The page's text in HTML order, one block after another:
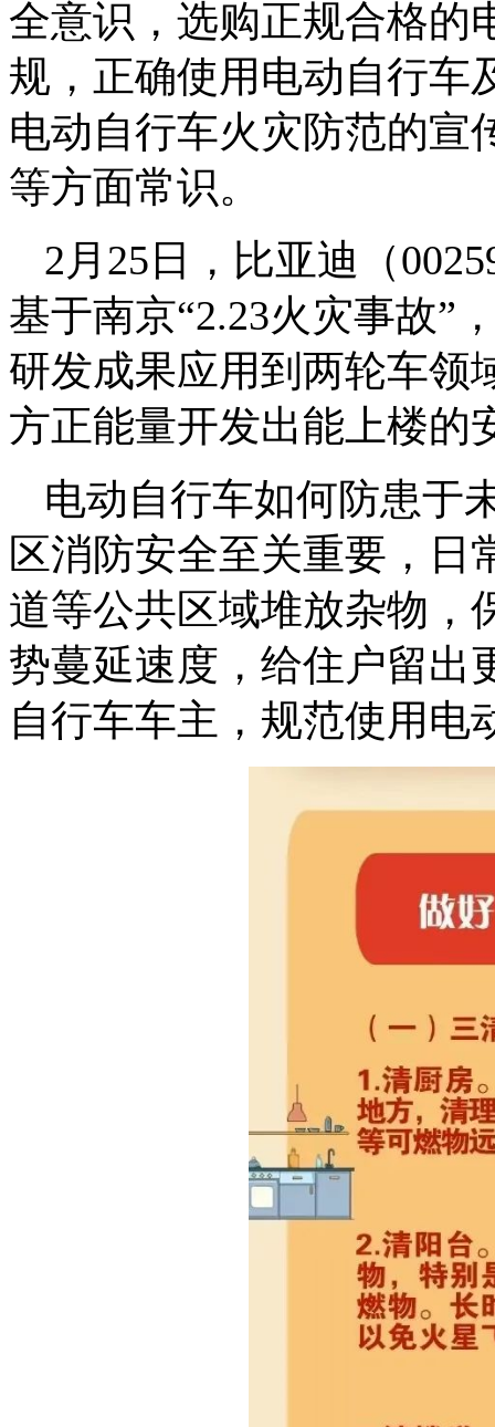
全意识，选购正规合格的
规，正确使用电动自行车
电动自行车火灾防范的宣
等方面常识。
2月25日，比亚迪（
基于南京“2.23火灾事故”
研发成果应用到两轮车领
方正能量开发出能上楼的
电动自行车如何防患于
区消防安全至关重要，日
道等公共区域堆放杂物，
势蔓延速度，给住户留出
自行车车主，规范使用电